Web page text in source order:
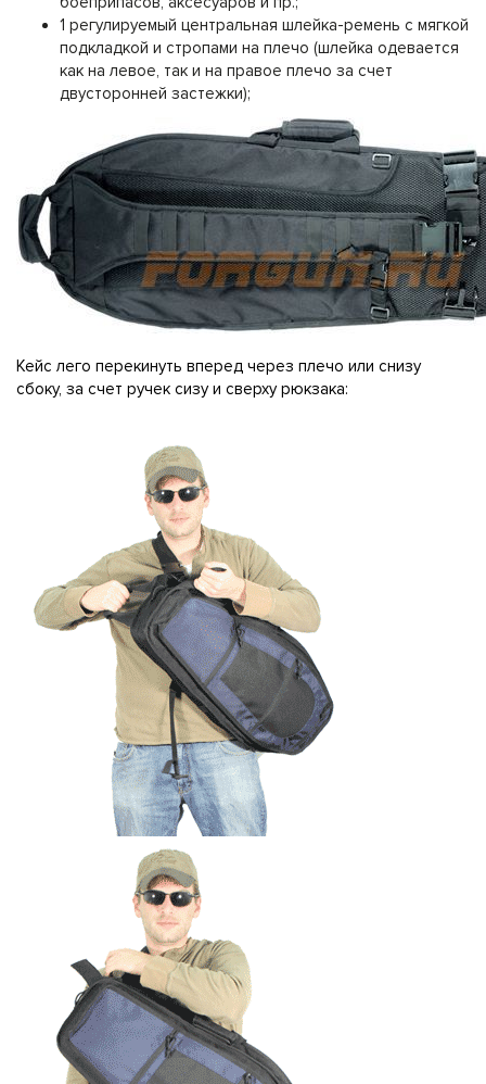
1 регулируемый центральная шлейка-ремень с мягкой
подкладкой и стропами на плечо (шлейка одевается
как на левое, так и на правое плечо за счет
двусторонней застежки);
Кейс лего перекинуть вперед через плечо или снизу
сбоку, за счет ручек сизу и сверху рюкзака: